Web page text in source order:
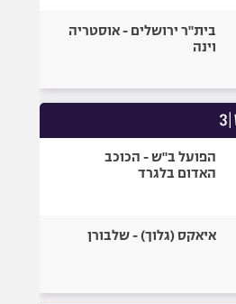
גיימינג E-Sports
בית"ר ירושלים - אוסטריה
וינה
הפועל ב"ש - הכוכב
האדום בלגרד
איאקס (גלוך) - שלבורן